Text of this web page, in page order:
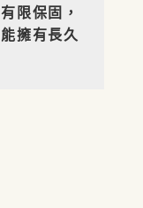
限保固，
擁有長久